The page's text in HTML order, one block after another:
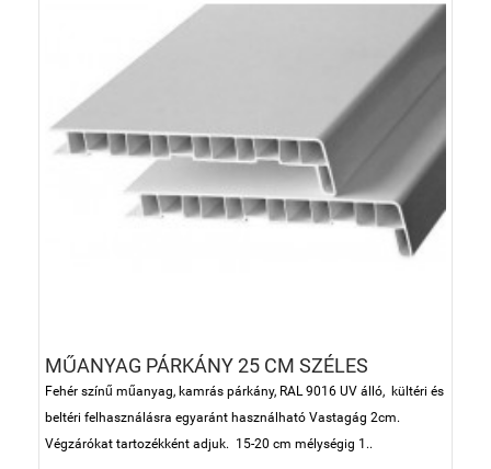
MŰANYAG PÁRKÁNY 25 CM SZÉLES
Fehér színű műanyag, kamrás párkány, RAL 9016 UV álló, kültéri és
beltéri felhasználásra egyaránt használható Vastagág 2cm.
Végzárókat tartozékként adjuk. 15-20 cm mélységig 1..